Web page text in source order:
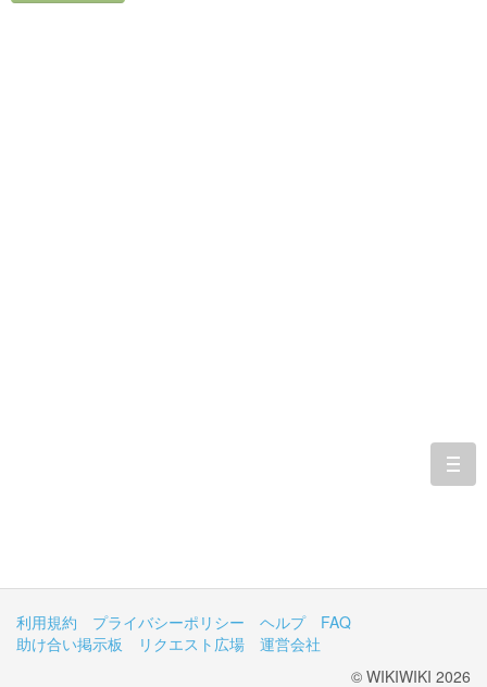
利用規約 プライバシーポリシー ヘルプ
FAQ
助け合い掲示板
リクエスト広場
運営会社
© WIKIWIKI 2026